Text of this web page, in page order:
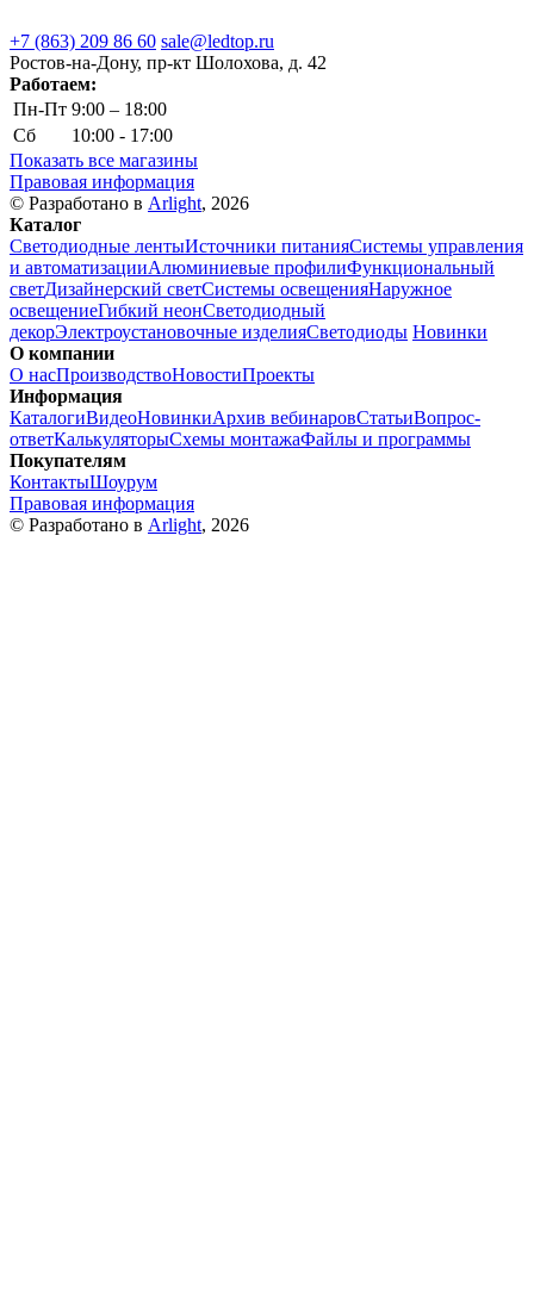
+7 (863) 209 86 60 sale@ledtop.ru
Ростов-на-Дону, пр-кт Шолохова, д. 42
Работаем:
Пн-Пт 9:00 – 18:00
Сб
10:00 - 17:00
Показать все магазины
Правовая информация
© Разработано в Arlight, 2026
Каталог
Светодиодные лентыИсточники питанияСистемы управления
и автоматизацииАлюминиевые профилиФункциональный
светДизайнерский светСистемы освещенияНаружное
освещениеГибкий неонСветодиодный
декорЭлектроустановочные изделияСветодиоды Новинки
О компании
О насПроизводствоНовостиПроекты
Информация
КаталогиВидеоНовинкиАрхив вебинаровСтатьиВопрос-
ответКалькуляторыСхемы монтажаФайлы и программы
Покупателям
КонтактыШоурум
Правовая информация
© Разработано в Arlight, 2026